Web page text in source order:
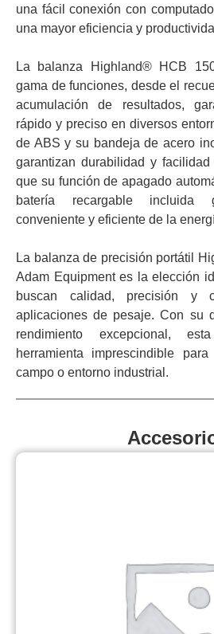
una fácil conexión con
una mayor eficiencia y
La balanza Highland® HCB
gama de funciones, desde el
acumulación de resultados,
rápido y preciso en diversos
de ABS y su bandeja de acero
garantizan durabilidad y
que su función de apagado
batería recargable incluida
conveniente y eficiente de la
La balanza de precisión portátil
Adam Equipment es la elección
buscan calidad, precisión y
aplicaciones de pesaje. Con su
rendimiento excepcional,
herramienta imprescindible
campo o entorno industrial.